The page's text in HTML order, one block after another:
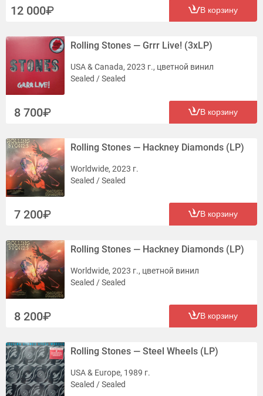
12 000 В корзину
Rolling Stones — Grrr Live! (3xLP)
USA & Canada, 2023 г., цветной винил
Sealed / Sealed
8 700 В корзину
Rolling Stones — Hackney Diamonds (LP)
Worldwide, 2023 г.
Sealed / Sealed
7 200 В корзину
Rolling Stones — Hackney Diamonds (LP)
Worldwide, 2023 г., цветной винил
Sealed / Sealed
8 200 В корзину
Rolling Stones — Steel Wheels (LP)
USA & Europe, 1989 г.
Sealed / Sealed